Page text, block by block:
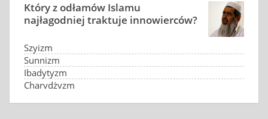
Który z odłamów Islamu
najłagodniej traktuje innowierców?
Szyizm
Sunnizm
Ibadytyzm
Charydżyzm